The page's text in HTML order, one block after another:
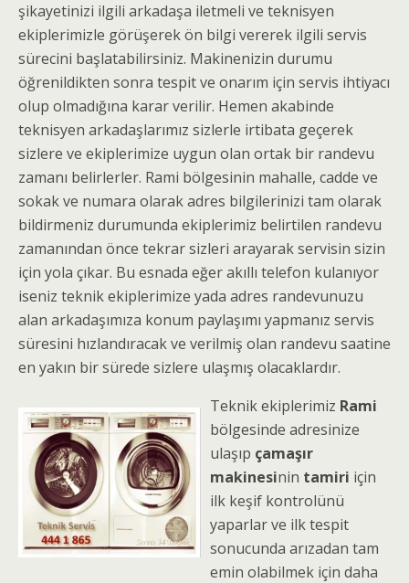
şikayetinizi ilgili arkadaşa iletmeli ve teknisyen
ekiplerimizle görüşerek ön bilgi vererek ilgili servis
sürecini başlatabilirsiniz. Makinenizin durumu
öğrenildikten sonra tespit ve onarım için servis ihtiyacı
olup olmadığına karar verilir. Hemen akabinde
teknisyen arkadaşlarımız sizlerle irtibata geçerek
sizlere ve ekiplerimize uygun olan ortak bir randevu
zamanı belirlerler. Rami bölgesinin mahalle, cadde ve
sokak ve numara olarak adres bilgilerinizi tam olarak
bildirmeniz durumunda ekiplerimiz belirtilen randevu
zamanından önce tekrar sizleri arayarak servisin sizin
için yola çıkar. Bu esnada eğer akıllı telefon kulanıyor
iseniz teknik ekiplerimize yada adres randevunuzu
alan arkadaşımıza konum paylaşımı yapmanız servis
süresini hızlandıracak ve verilmiş olan randevu saatine
en yakın bir sürede sizlere ulaşmış olacaklardır.
Teknik ekiplerimiz Rami
bölgesinde adresinize
ulaşıp çamaşır
makinesinin tamiri için
ilk keşif kontrolünü
yaparlar ve ilk tespit
sonucunda arızadan tam
emin olabilmek için daha